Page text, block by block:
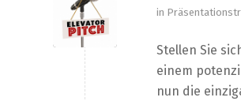
in
Stellen Sie
einem
nun die